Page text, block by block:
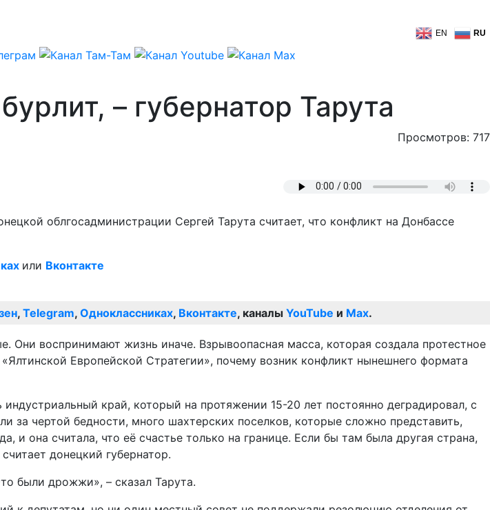
EN RU
– губернатор Тарута
Просмотров: 717
облгосадминистрации Сергей Тарута считает, что конфликт на Донбассе
или Вконтакте
, Telegram, Одноклассниках, Вконтакте, каналы YouTube и Max.
Они воспринимают жизнь иначе. Взрывоопасная масса, которая создала протестное
Европейской Стратегии», почему возник конфликт нынешнего формата
край, который на протяжении 15-20 лет постоянно деградировал, с
чертой бедности, много шахтерских поселков, которые сложно представить,
и она считала, что её счастье только на границе. Если бы там была другая страна,
донецкий губернатор.
были дрожжи», – сказал Тарута.